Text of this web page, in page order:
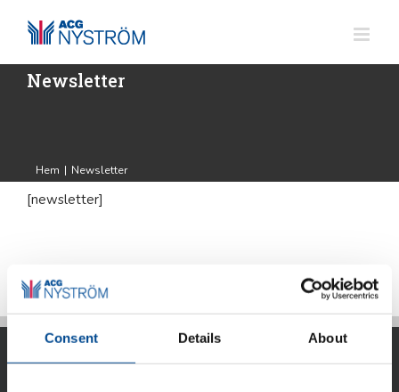
Consent Details About
innehållet
Newsletter
Hem | Newsletter
[newsletter]